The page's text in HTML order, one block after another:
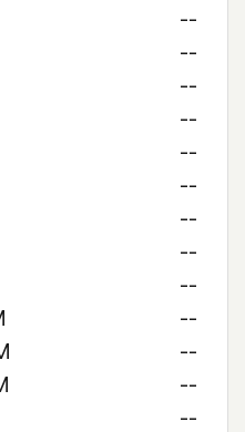
--
--
--
--
--
--
--
--
--
--
--
--
--